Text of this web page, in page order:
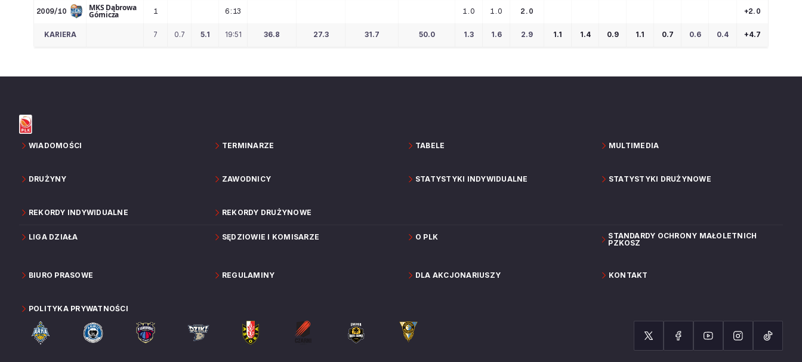
2009/10 MKS Dąbrowa
Górnicza 1 6:13 1.0 1.0 2.0 +2.0
KARIERA 7 0.7 5.1 19:51 36.8 27.3 31.7 50.0 1.3 1.6 2.9 1.1 1.4 0.9 1.1 0.7 0.6 0.4 +4.7
WIADOMOŚCI TERMINARZE TABELE MULTIMEDIA
DRUŻYNY ZAWODNICY STATYSTYKI INDYWIDUALNE STATYSTYKI DRUŻYNOWE
REKORDY INDYWIDUALNE REKORDY DRUŻYNOWE
LIGA DZIAŁA SĘDZIOWIE I KOMISARZE O PLK
STANDARDY OCHRONY MAŁOLETNICH
PZKOSZ
BIURO PRASOWE REGULAMINY DLA AKCJONARIUSZY KONTAKT
POLITYKA PRYWATNOŚCI